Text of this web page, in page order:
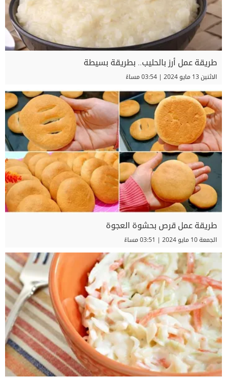
طريقة عمل أرز بالحليب.. بطريقة بسيطة
الاثنين 13 مايو 2024 | 03:54 مساءً
طريقة عمل قرص بحشوة العجوة
الجمعة 10 مايو 2024 | 03:51 مساءً